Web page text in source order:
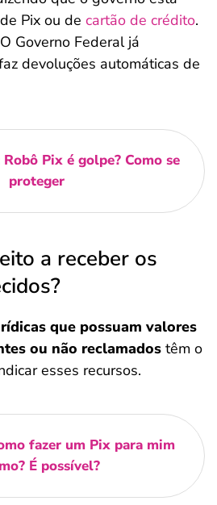
Pix ou de cartão de crédito.
Governo Federal já
devoluções automáticas de
Robô Pix é golpe? Como se
proteger
a receber os
que possuam valores
ou não reclamados têm o
esses recursos.
fazer um Pix para mim
É possível?